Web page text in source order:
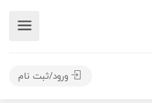
ورود/ثبت نام